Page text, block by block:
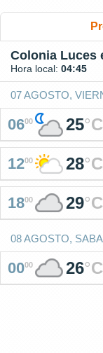
Colonia Luces
Hora local: 04:45
07 AGOSTO,
0600 25°C
1200 28°C
1800 29°C
08 AGOSTO,
0000 26°C